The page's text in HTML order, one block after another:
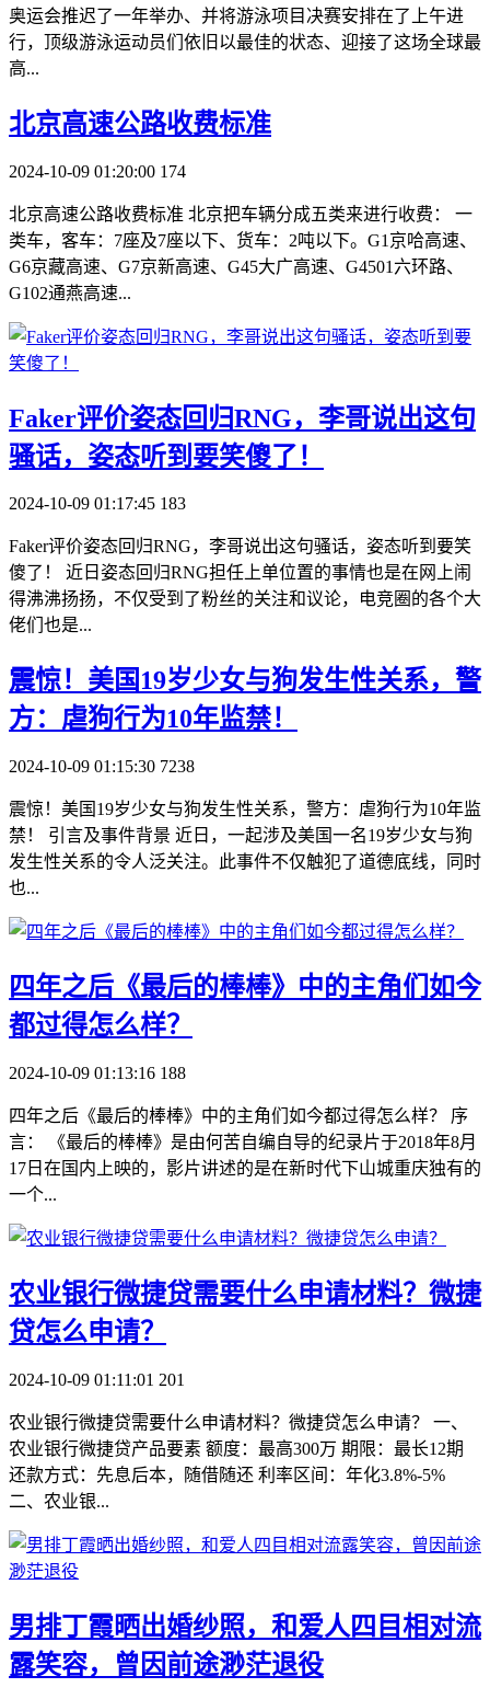
奥运会推迟了一年举办、并将游泳项目决赛安排在了上午进
行，顶级游泳运动员们依旧以最佳的状态、迎接了这场全球最
高...
​北京高速公路收费标准
2024-10-09 01:20:00 174
北京高速公路收费标准 北京把车辆分成五类来进行收费： 一
类车，客车：7座及7座以下、货车：2吨以下。G1京哈高速、
G6京藏高速、G7京新高速、G45大广高速、G4501六环路、
G102通燕高速...
​Faker评价姿态回归RNG，李哥说出这句
骚话，姿态听到要笑傻了！
2024-10-09 01:17:45 183
Faker评价姿态回归RNG，李哥说出这句骚话，姿态听到要笑
傻了！ 近日姿态回归RNG担任上单位置的事情也是在网上闹
得沸沸扬扬，不仅受到了粉丝的关注和议论，电竞圈的各个大
佬们也是...
​震惊！美国19岁少女与狗发生性关系，警
方：虐狗行为10年监禁！
2024-10-09 01:15:30 7238
震惊！美国19岁少女与狗发生性关系，警方：虐狗行为10年监
禁！ 引言及事件背景 近日，一起涉及美国一名19岁少女与狗
发生性关系的令人泛关注。此事件不仅触犯了道德底线，同时
也...
​四年之后《最后的棒棒》中的主角们如今
都过得怎么样？
2024-10-09 01:13:16 188
四年之后《最后的棒棒》中的主角们如今都过得怎么样？ 序
言： 《最后的棒棒》是由何苦自编自导的纪录片于2018年8月
17日在国内上映的，影片讲述的是在新时代下山城重庆独有的
一个...
​农业银行微捷贷需要什么申请材料？微捷
贷怎么申请？
2024-10-09 01:11:01 201
农业银行微捷贷需要什么申请材料？微捷贷怎么申请？ 一、
农业银行微捷贷产品要素 额度：最高300万 期限：最长12期
还款方式：先息后本，随借随还 利率区间：年化3.8%-5%
二、农业银...
​男排丁霞晒出婚纱照，和爱人四目相对流
露笑容，曾因前途渺茫退役